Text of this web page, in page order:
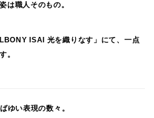
は職人そのもの。
ISAI 光を織りなす」にて、一点
。
ゆい表現の数々。